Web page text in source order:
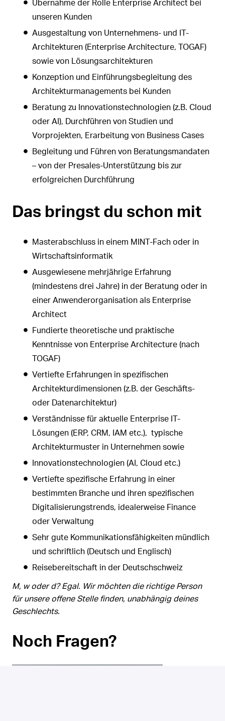
Übernahme der Rolle Enterprise Architect bei
unseren Kunden
Ausgestaltung von Unternehmens- und IT-
Architekturen (Enterprise Architecture, TOGAF)
sowie von Lösungsarchitekturen
Konzeption und Einführungsbegleitung des
Architekturmanagements bei Kunden
Beratung zu Innovationstechnologien (z.B. Cloud
oder AI), Durchführen von Studien und
Vorprojekten, Erarbeitung von Business Cases
Begleitung und Führen von Beratungsmandaten
– von der Presales-Unterstützung bis zur
erfolgreichen Durchführung
Das bringst du schon mit
Masterabschluss in einem MINT-Fach oder in
Wirtschaftsinformatik
Ausgewiesene mehrjährige Erfahrung
(mindestens drei Jahre) in der Beratung oder in
einer Anwenderorganisation als Enterprise
Architect
Fundierte theoretische und praktische
Kenntnisse von Enterprise Architecture (nach
TOGAF)
Vertiefte Erfahrungen in spezifischen
Architekturdimensionen (z.B. der Geschäfts-
oder Datenarchitektur)
Verständnisse für aktuelle Enterprise IT-
Lösungen (ERP, CRM, IAM etc.), typische
Architekturmuster in Unternehmen sowie
Innovationstechnologien (AI, Cloud etc.)
Vertiefte spezifische Erfahrung in einer
bestimmten Branche und ihren spezifischen
Digitalisierungstrends, idealerweise Finance
oder Verwaltung
Sehr gute Kommunikationsfähigkeiten mündlich
und schriftlich (Deutsch und Englisch)
Reisebereitschaft in der Deutschschweiz
M, w oder d? Egal. Wir möchten die richtige Person
für unsere offene Stelle finden, unabhängig deines
Geschlechts.
Noch Fragen?